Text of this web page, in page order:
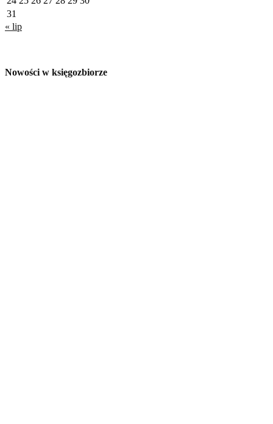
31
« lip
Nowości w księgozbiorze